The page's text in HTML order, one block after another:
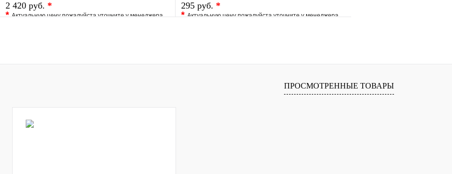
2 420 руб. *
*Актуальную цену пожалуйста уточните у менеджера
295 руб. *
*Актуальную цену пожалуйста уточните у менеджера
ПРОСМОТРЕННЫЕ ТОВАРЫ